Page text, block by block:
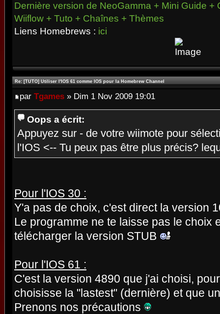
Dernière version de NeoGamma + Mini Guide +
Wiiflow + Tuto + Chaînes + Thèmes
Liens Homebrews : ici
Re: [TUTO] Utiliser l'IOS 61 comme IOS pour la Homebrew Channel
par Tgames » Dim 1 Nov 2009 19:01
Oops a écrit:
Appuyez sur - de votre wiimote pour
l'IOS <-- Tu peux pas être plus précis?
Pour l'IOS 30 :
Y'a pas de choix, c'est direct la version
Le programme ne te laisse pas le choix
télécharger la version STUB
Pour l'IOS 61 :
C'est la version 4890 que j'ai choisi,
choisisse la "lastest" (dernière) et que
Prenons nos précautions